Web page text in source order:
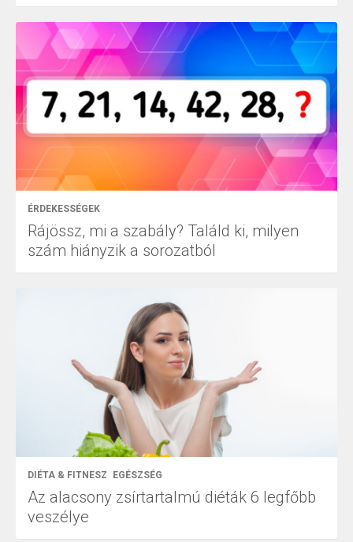
ÉRDEKESSÉGEK
Rájössz, mi a szabály? Találd ki, milyen
szám hiányzik a sorozatból
DIÉTA & FITNESZ EGÉSZSÉG
Az alacsony zsírtartalmú diéták 6 legfőbb
veszélye